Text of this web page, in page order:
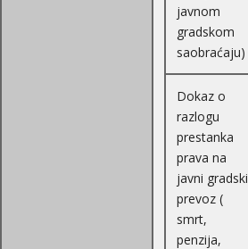
javnom
gradskom
saobraćaju)
Dokaz o
razlogu
prestanka
prava na
javni gradski
prevoz (
smrt,
penzija,